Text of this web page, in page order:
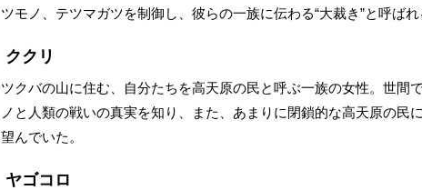
ツモノ、テツマガツを制御し、彼らの一族に伝わる“大裁き”と呼ば
ククリ
ツクバの山に住む、自分たちを高天原の民と呼ぶ一族の女性。世間
ノと人類の戦いの真実を知り、また、あまりに閉鎖的な高天原の
望んでいた。
ヤゴコロ